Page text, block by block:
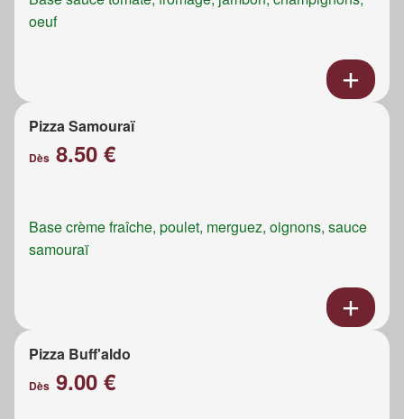
oeuf
Pizza Samouraï
Dès 8.50 €
Base crème fraîche, poulet, merguez, oignons, sauce
samouraï
Pizza Buff'aldo
Dès 9.00 €